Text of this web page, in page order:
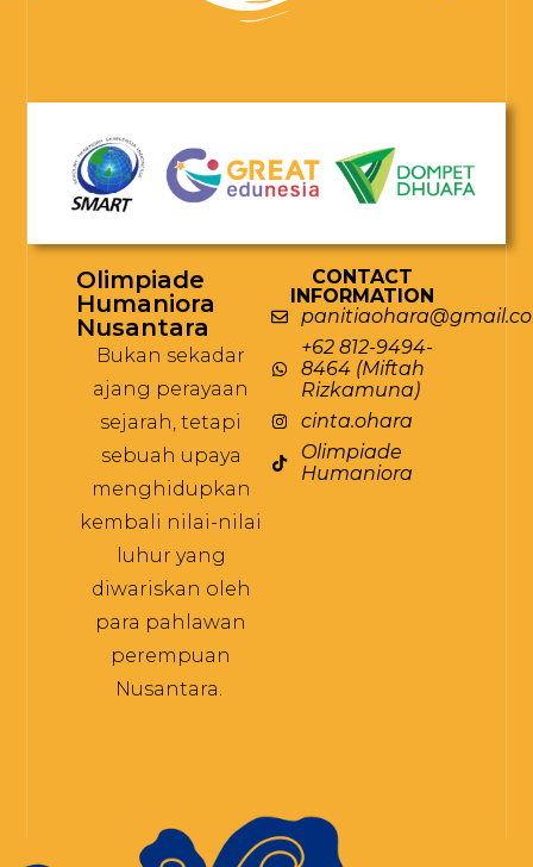
Olimpiade
Humaniora
Nusantara
Bukan sekadar
ajang perayaan
sejarah, tetapi
sebuah upaya
menghidupkan
kembali nilai-nilai
luhur yang
diwariskan oleh
para pahlawan
perempuan
Nusantara.
CONTACT
INFORMATION
+62 812-9494-
8464 (Miftah
Rizkamuna)
cinta.ohara
Olimpiade
Humaniora